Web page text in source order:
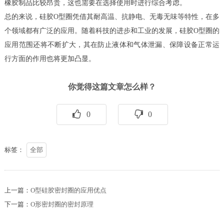
橡胶制品比较昂贵，这也需要在选择使用时进行综合考虑。
总的来说，硅胶O型圈凭借其耐高温、抗静电、无毒无味等特性，在多
个领域都有广泛的应用。随着科技的进步和工业的发展，硅胶O型圈的
应用范围还将不断扩大，其在防止液体和气体泄漏、保障设备正常运
行方面的作用也将更加凸显。
你觉得这篇文章怎么样？
0 0
标签： 全部
上一篇： O型硅胶密封圈的应用优点
下一篇： O形密封圈的密封原理